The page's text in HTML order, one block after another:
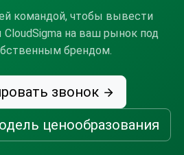
командой, чтобы вывести
на ваш рынок под
брендом.
звонок
ценообразования